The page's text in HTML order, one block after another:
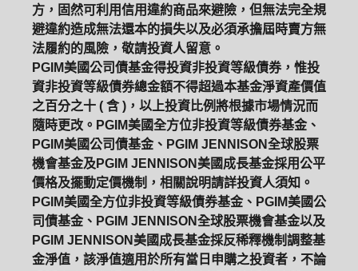
方，固然可利用信用違約商品來避險，但無法完全規
避違約造成無法還本的損失以及必須承擔屆時賣方無
法履約的風險，敬請投資人留意。
PGIM美國公司債基金得投資非投資等級債券，惟投
資非投資等級債券總金額不得超過本基金淨資產價值
之百分之十 ( 含 )，以上投資比例將根據市場情況而
隨時更改。PGIM美國全方位非投資等級債券基金、
PGIM美國公司債基金、PGIM JENNISON全球股票
機會基金及PGIM JENNISON美國成長基金採用公平
價格及擺動定價機制，相關說明請詳投資人須知。
PGIM美國全方位非投資等級債券基金、PGIM美國公
司債基金、PGIM JENNISON全球股票機會基金以及
PGIM JENNISON美國成長基金採反稀釋機制調整基
金淨值，該淨值適用於所有當日申購之投資者，不論